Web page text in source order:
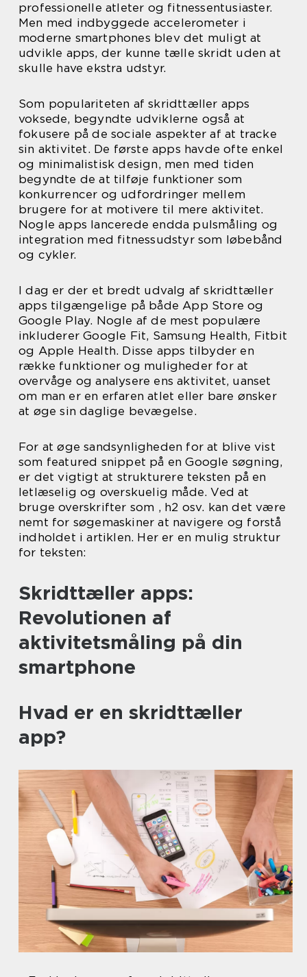
professionelle atleter og fitnessentusiaster.
Men med indbyggede accelerometer i
moderne smartphones blev det muligt at
udvikle apps, der kunne tælle skridt uden at
skulle have ekstra udstyr.
Som populariteten af skridttæller apps
voksede, begyndte udviklerne også at
fokusere på de sociale aspekter af at tracke
sin aktivitet. De første apps havde ofte enkel
og minimalistisk design, men med tiden
begyndte de at tilføje funktioner som
konkurrencer og udfordringer mellem
brugere for at motivere til mere aktivitet.
Nogle apps lancerede endda pulsmåling og
integration med fitnessudstyr som løbebånd
og cykler.
I dag er der et bredt udvalg af skridttæller
apps tilgængelige på både App Store og
Google Play. Nogle af de mest populære
inkluderer Google Fit, Samsung Health, Fitbit
og Apple Health. Disse apps tilbyder en
række funktioner og muligheder for at
overvåge og analysere ens aktivitet, uanset
om man er en erfaren atlet eller bare ønsker
at øge sin daglige bevægelse.
For at øge sandsynligheden for at blive vist
som featured snippet på en Google søgning,
er det vigtigt at strukturere teksten på en
letlæselig og overskuelig måde. Ved at
bruge overskrifter som , h2 osv. kan det være
nemt for søgemaskiner at navigere og forstå
indholdet i artiklen. Her er en mulig struktur
for teksten:
Skridttæller apps:
Revolutionen af
aktivitetsmåling på din
smartphone
Hvad er en skridttæller
app?